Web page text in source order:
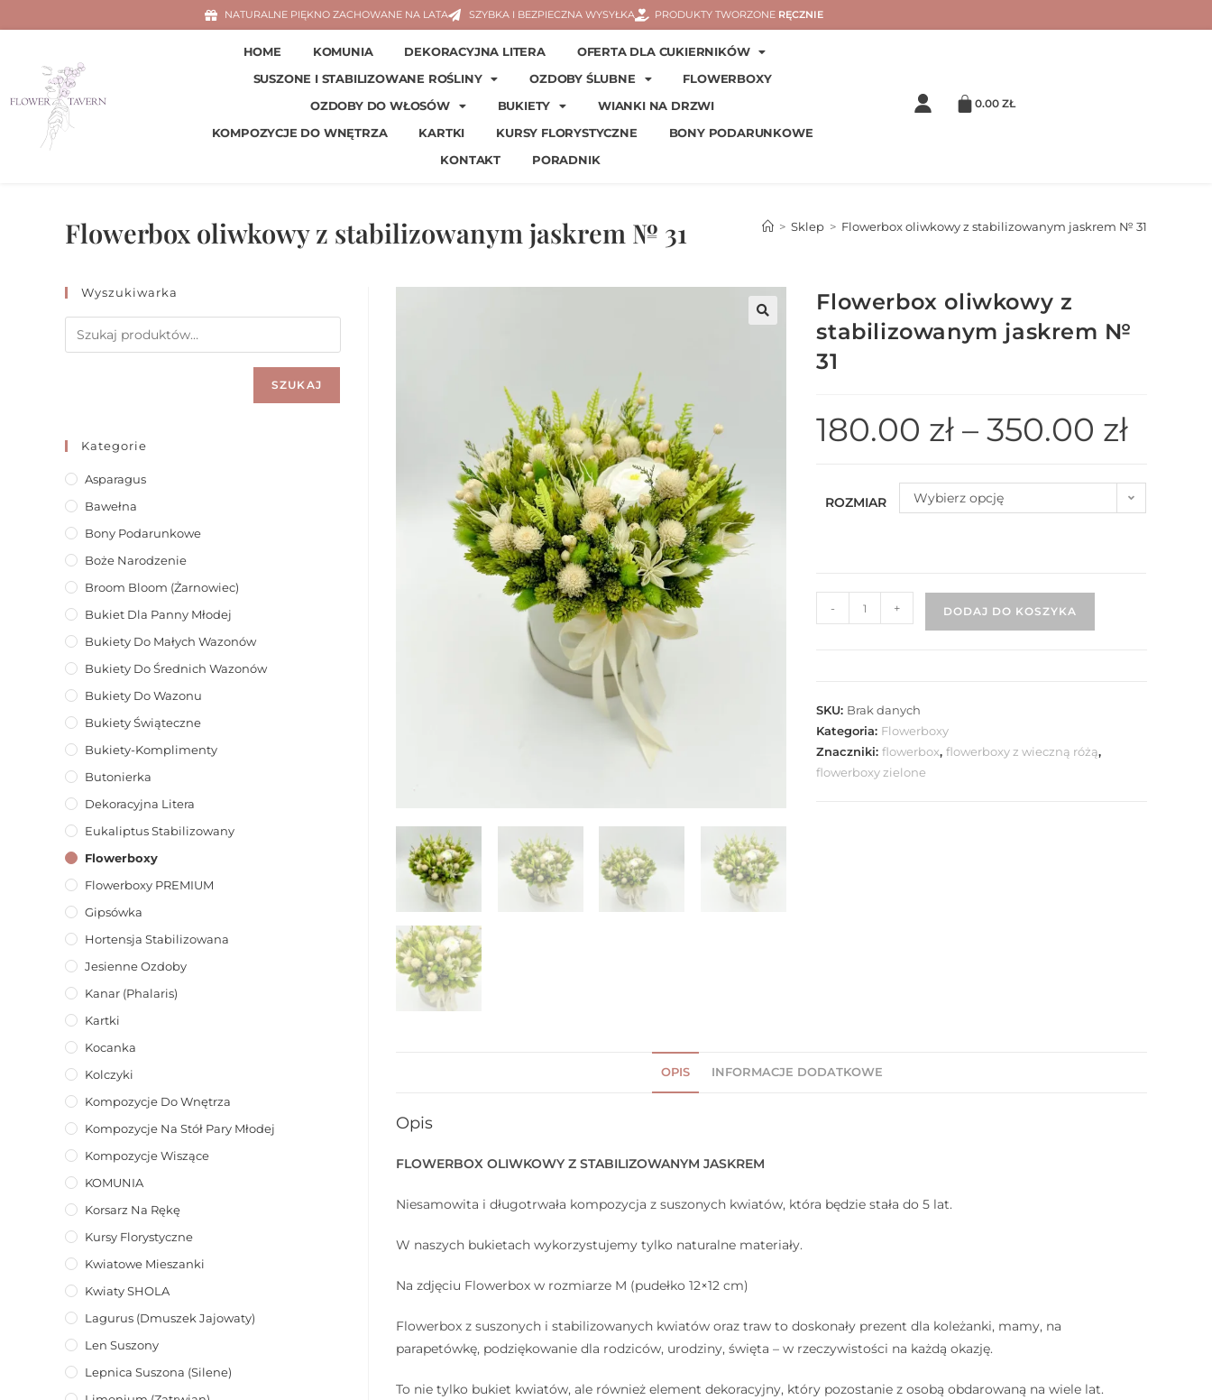
NATURALNE PIĘKNO ZACHOWANE NA LATA SZYBKA I BEZPIECZNA WYSYŁKA PRODUKTY TWORZONE RĘCZNIE
HOME KOMUNIA DEKORACYJNA LITERA
OFERTA DLA CUKIERNIKÓW
SUSZONE I STABILIZOWANE ROŚLINY
OZDOBY ŚLUBNE
FLOWERBOXY
OZDOBY DO WŁOSÓW
BUKIETY
WIANKI NA DRZWI
KOMPOZYCJE DO WNĘTRZA
KARTKI KURSY FLORYSTYCZNE
BONY PODARUNKOWE
KONTAKT
PORADNIK
0.00ZŁ
Flowerbox oliwkowy z stabilizowanym jaskrem № 31 > Sklep > Flowerbox oliwkowy z stabilizowanym jaskrem № 31
Flowerbox oliwkowy z
stabilizowanym jaskrem №
31
180.00 zł – 350.00 zł
ROZMIAR Wybierz opcję
- + DODAJ DO KOSZYKA
SKU: Brak danych
Kategoria: Flowerboxy
Znaczniki:flowerbox,flowerboxy z wieczną różą,
flowerboxy zielone
OPIS INFORMACJE DODATKOWE
Opis
FLOWERBOX OLIWKOWY Z STABILIZOWANYM JASKREM
Niesamowita i długotrwała kompozycja z suszonych kwiatów, która będzie stała do 5 lat.
W naszych bukietach wykorzystujemy tylko naturalne materiały.
Na zdjęciu Flowerbox w rozmiarze M (pudełko 12×12 cm)
Flowerbox z suszonych i stabilizowanych kwiatów oraz traw to doskonały prezent dla koleżanki, mamy, na
parapetówkę, podziękowanie dla rodziców, urodziny, święta – w rzeczywistości na każdą okazję.
To nie tylko bukiet kwiatów, ale również element dekoracyjny, który pozostanie z osobą obdarowaną na wiele lat.
Wyszukiwarka
SZUKAJ
Kategorie
Asparagus
Bawełna
Bony Podarunkowe
Boże Narodzenie
Broom Bloom (żarnowiec)
Bukiet Dla Panny Młodej
Bukiety Do Małych Wazonów
Bukiety Do Średnich Wazonów
Bukiety Do Wazonu
Bukiety Świąteczne
Bukiety-Komplimenty
Butonierka
Dekoracyjna Litera
Eukaliptus Stabilizowany
Flowerboxy
Flowerboxy PREMIUM
Gipsówka
Hortensja Stabilizowana
Jesienne Ozdoby
Kanar (phalaris)
Kartki
Kocanka
Kolczyki
Kompozycje Do Wnętrza
Kompozycje Na Stół Pary Młodej
Kompozycje Wiszące
KOMUNIA
Korsarz Na Rękę
Kursy Florystyczne
Kwiatowe Mieszanki
Kwiaty SHOLA
Lagurus (dmuszek Jajowaty)
Len Suszony
Lepnica Suszona (Silene)